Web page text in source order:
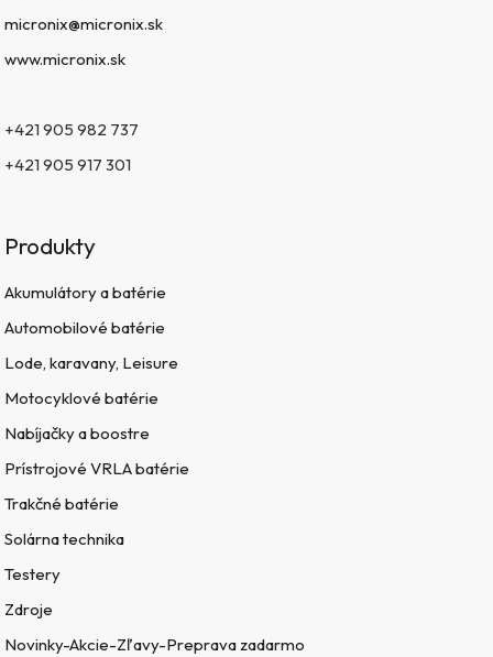
micronix@micronix.sk
www.micronix.sk
+421 905 982 737
+421 905 917 301
Produkty
Akumulátory a batérie
Automobilové batérie
Lode, karavany, Leisure
Motocyklové batérie
Nabíjačky a boostre
Prístrojové VRLA batérie
Trakčné batérie
Solárna technika
Testery
Zdroje
Novinky-Akcie-Zľavy-Preprava zadarmo